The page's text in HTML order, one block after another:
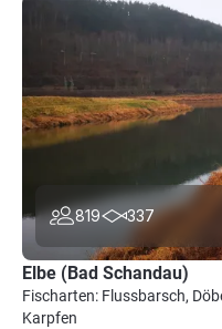
819 337
Elbe (Bad Schandau)
Fischarten: Flussbarsch,
Karpfen